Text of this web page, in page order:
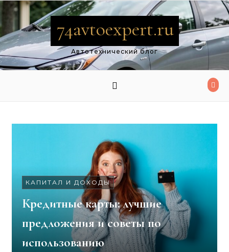
Перейти к содержимому
74avtoexpert.ru
Автотехнический блог
КАПИТАЛ И ДОХОДЫ
Кредитные карты: лучшие
предложения и советы по
использованию